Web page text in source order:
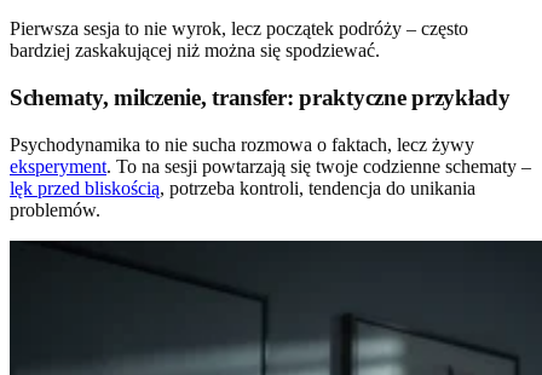
Pierwsza sesja to nie wyrok, lecz początek podróży – często
bardziej zaskakującej niż można się spodziewać.
Schematy, milczenie, transfer: praktyczne przykłady
Psychodynamika to nie sucha rozmowa o faktach, lecz żywy
eksperyment. To na sesji powtarzają się twoje codzienne schematy –
lęk przed bliskością, potrzeba kontroli, tendencja do unikania
problemów.